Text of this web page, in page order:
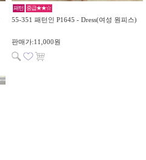
패턴 중급★★☆
55-351 패턴인 P1645 - Dress(여성 원피스)
판매가:11,000원